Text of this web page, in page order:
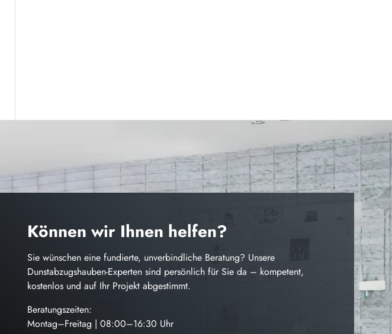
Können wir Ihnen helfen?
Sie wünschen eine fundierte, unverbindliche Beratung? Unsere
Dunstabzugshauben-Experten sind persönlich für Sie da – kompetent,
kostenlos und auf Ihr Projekt abgestimmt.
Beratungszeiten:
Montag–Freitag | 08:00–16:30 Uhr